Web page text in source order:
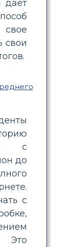
дает
свои
с
до
с
Это